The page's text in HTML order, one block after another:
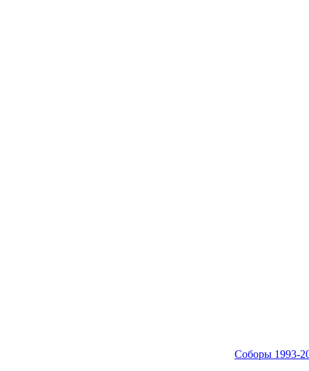
Соборы 1993-